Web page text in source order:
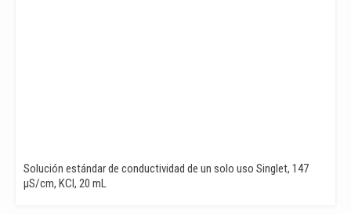
Solución estándar de conductividad de un solo uso Singlet, 147
µS/cm, KCl, 20 mL